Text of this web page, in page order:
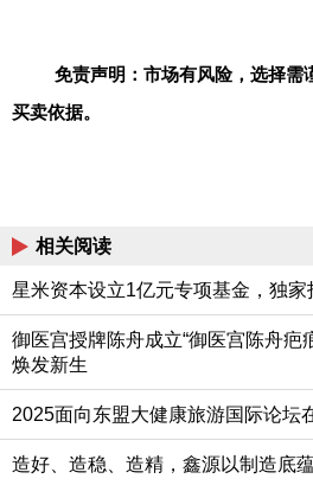
免责声明：市场有风险，选择需
买卖依据。
相关阅读
星米资本设立1亿元专项基金，独
御医宫授牌陈舟成立“御医宫陈舟疤
焕发新生
2025面向东盟大健康旅游国际论坛
造好、造稳、造精，鑫源以制造底